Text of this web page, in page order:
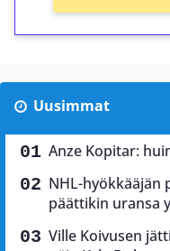
Uusimmat
Anze Kopitar:
NHL-hyökkääjän
päättikin uransa
Ville Koivusen